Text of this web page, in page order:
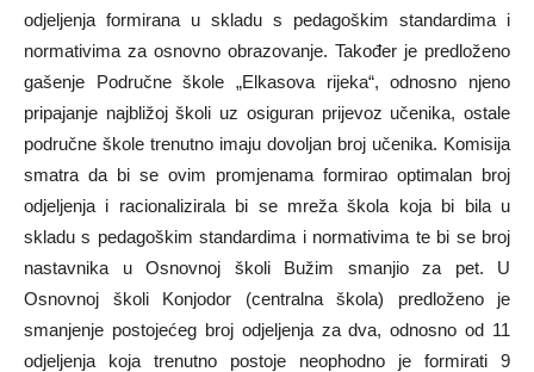
odjeljenja formirana u skladu s pedagoškim standardima i
normativima za osnovno obrazovanje. Također je predloženo
gašenje Područne škole „Elkasova rijeka“, odnosno njeno
pripajanje najbližoj školi uz osiguran prijevoz učenika, ostale
područne škole trenutno imaju dovoljan broj učenika. Komisija
smatra da bi se ovim promjenama formirao optimalan broj
odjeljenja i racionalizirala bi se mreža škola koja bi bila u
skladu s pedagoškim standardima i normativima te bi se broj
nastavnika u Osnovnoj školi Bužim smanjio za pet. U
Osnovnoj školi Konjodor (centralna škola) predloženo je
smanjenje postojećeg broj odjeljenja za dva, odnosno od 11
odjeljenja koja trenutno postoje neophodno je formirati 9